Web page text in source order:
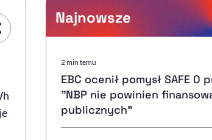
Resetuj opcje
Ułatwienia dostępności
Najnowsze
2 min temu
EBC ocenił pomysł SAFE 0
"NBP nie powinien
publicznych"